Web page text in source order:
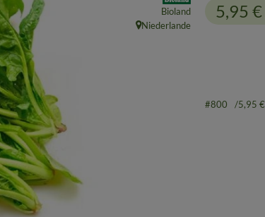
5,95 €
Bioland
, Herkunft:
Niederlande
#800 5,95 €